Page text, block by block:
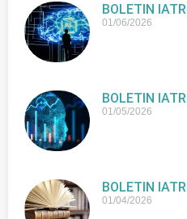
BOLETIN
01/06/2026
BOLETIN
01/05/2026
BOLETIN
01/04/2026